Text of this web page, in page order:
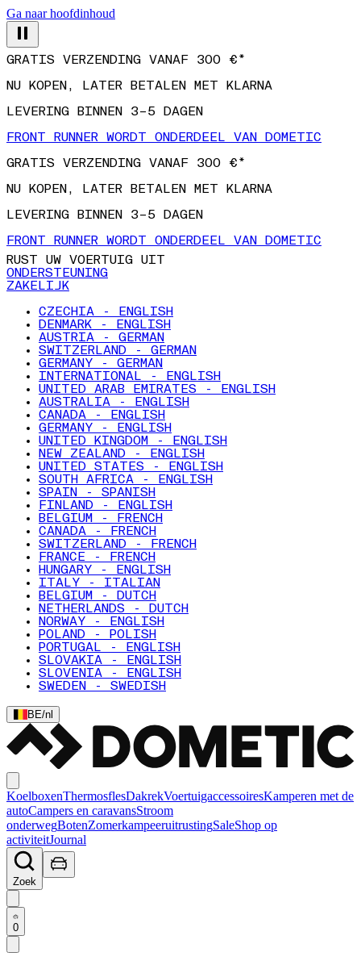
Ga naar hoofdinhoud
NU KOPEN, LATER BETALEN MET KLARNA
LEVERING BINNEN 3–5 DAGEN
FRONT RUNNER WORDT ONDERDEEL VAN DOMETIC
GRATIS VERZENDING VANAF 300 €*
NU KOPEN, LATER BETALEN MET KLARNA
LEVERING BINNEN 3–5 DAGEN
FRONT RUNNER WORDT ONDERDEEL VAN DOMETIC
RUST UW VOERTUIG UIT
ONDERSTEUNING
ZAKELIJK
CZECHIA - ENGLISH
DENMARK - ENGLISH
AUSTRIA - GERMAN
SWITZERLAND - GERMAN
GERMANY - GERMAN
INTERNATIONAL - ENGLISH
UNITED ARAB EMIRATES - ENGLISH
AUSTRALIA - ENGLISH
CANADA - ENGLISH
GERMANY - ENGLISH
UNITED KINGDOM - ENGLISH
NEW ZEALAND - ENGLISH
UNITED STATES - ENGLISH
SOUTH AFRICA - ENGLISH
SPAIN - SPANISH
FINLAND - ENGLISH
BELGIUM - FRENCH
CANADA - FRENCH
SWITZERLAND - FRENCH
FRANCE - FRENCH
HUNGARY - ENGLISH
ITALY - ITALIAN
BELGIUM - DUTCH
NETHERLANDS - DUTCH
NORWAY - ENGLISH
POLAND - POLISH
PORTUGAL - ENGLISH
SLOVAKIA - ENGLISH
SLOVENIA - ENGLISH
SWEDEN - SWEDISH
BE/nl
KoelboxenThermosflesDakrekVoertuigaccessoiresKamperen met de
autoCampers en caravansStroom
onderwegBotenZomerkampeeruitrustingSaleShop op
activiteitJournal
Zoek
0